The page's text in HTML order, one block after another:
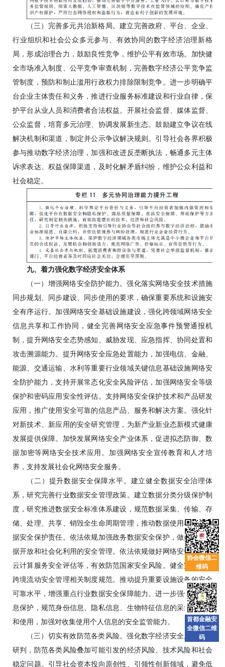
（三）完善多元共治新格局。建立完善政府、平台、企业、
行业组织和社会公众多元参与、有效协同的数字经济治理新格
局，形成治理合力，鼓励良性竞争，维护公平有效市场。加快健
全市场准入制度、公平竞争审查机制，完善数字经济公平竞争监
管制度，预防和制止滥用行政权力排除限制竞争。进一步明确平
台企业主体责任和义务，推进行业服务标准建设和行业自律，保
护平台从业人员和消费者合法权益。开展社会监督、媒体监督、
公众监督，培育多元治理、协调发展新生态。鼓励建立争议在线
解决机制和渠道，制定并公示争议解决规则。引导社会各界积极
参与推动数字经济治理，加强和改进反垄断执法，畅通多元主体
诉求表达、权益保障渠道，及时化解矛盾纠纷，维护公众利益和
社会稳定。
九、着力强化数字经济安全体系
（一）增强网络安全防护能力。强化落实网络安全技术措施
同步规划、同步建设、同步使用的要求，确保重要系统和设施安
全有序运行。加强网络安全基础设施建设，强化跨领域网络安全
信息共享和工作协同，健全完善网络安全应急事件预警通报机
制，提升网络安全态势感知、威胁发现、应急指挥、协同处置和
攻击溯源能力。提升网络安全应急处置能力，加强电信、金融、
能源、交通运输、水利等重要行业领域关键信息基础设施网络安
全防护能力，支持开展常态化安全风险评估，加强网络安全等级
保护和密码应用安全性评估。支持网络安全保护技术和产品研发
应用，推广使用安全可靠的信息产品、服务和解决方案。强化针
对新技术、新应用的安全研究管理，为新产业新业态新模式健康
发展提供保障。加快发展网络安全产业体系，促进拟态防御、数
据加密等网络安全技术应用。加强网络安全宣传教育和人才培
养，支持发展社会化网络安全服务。
（二）提升数据安全保障水平。建立健全数据安全治理体
系，研究完善行业数据安全管理政策。建立数据分类分级保护制
度，研究推进数据安全标准体系建设，规范数据采集、传输、存
储、处理、共享、销毁全生命周期管理，推动数据使用者落实数
据安全保护责任。依法依规加强政务数据安全保护，做好政务数
据开放和社会化利用的安全管理。依法依规做好网络安全审查、
云计算服务安全评估等，有效防范国家安全风险。健全完善数据
跨境流动安全管理相关制度规范。推动提升重要设施设备的安全
可靠水平，增强重点行业数据安全保障能力。进一步强化个人信
息保护，规范身份信息、隐私信息、生物特征信息的采集、传输
和使用，加强对收集使用个人信息的安全监管能力。
（三）切实有效防范各类风险。强化数字经济安全风险综合
研判，防范各类风险叠加可能引发的经济风险、技术风险和社会
稳定问题。引导社会资本投向原创性、引领性创新领域，避免低
协会微信二
维码
首都金融安
全微信二维
码